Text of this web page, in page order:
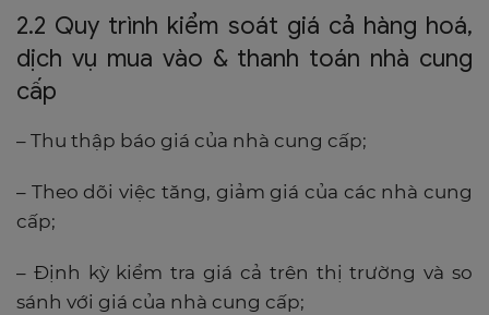
2.2 Quy trình kiểm soát giá cả hàng hoá,
dịch vụ mua vào & thanh toán nhà cung
cấp
– Thu thập báo giá của nhà cung cấp;
– Theo dõi việc tăng, giảm giá của các nhà cung
cấp;
– Định kỳ kiểm tra giá cả trên thị trường và so
sánh với giá của nhà cung cấp;